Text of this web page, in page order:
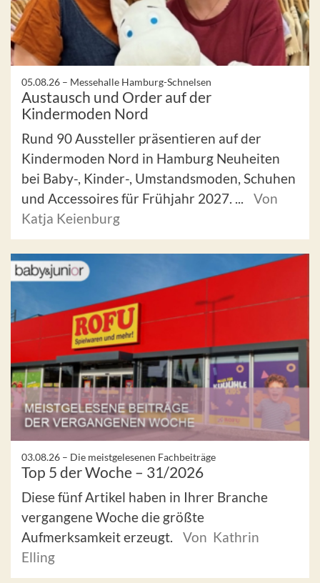
05.08.26 – Messehalle Hamburg-Schnelsen
Austausch und Order auf der
Kindermoden Nord
Rund 90 Aussteller präsentieren auf der
Kindermoden Nord in Hamburg Neuheiten
bei Baby-, Kinder-, Umstandsmoden, Schuhen
und Accessoires für Frühjahr 2027. ...
Von
Katja Keienburg
03.08.26 – Die meistgelesenen Fachbeiträge
Top 5 der Woche – 31/2026
Diese fünf Artikel haben in Ihrer Branche
vergangene Woche die größte
Aufmerksamkeit erzeugt.
Von Kathrin
Elling